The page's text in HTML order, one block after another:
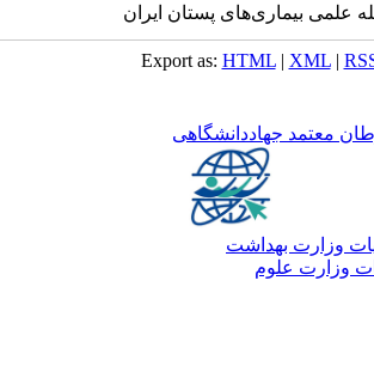
علمی بیماری‌های پستان ایران
Export as:HTML |XML|
معتمد جهاددانشگاهی
وزارت بهداشت
وزارت علوم